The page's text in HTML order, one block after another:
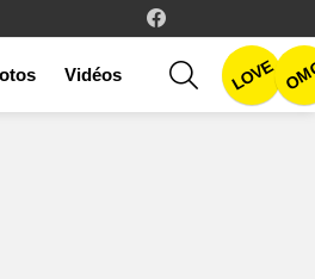
Vidéos
SEARCHLOVE